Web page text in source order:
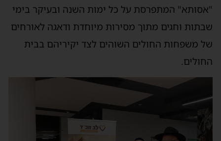
"אסותא" המתפרסת על כל ימות השנה ובעיקר בימי
שבתות וחגים מתוך מסירות מיוחדת ודאגה לאורחים
של משפחות החולים השוהים לצד יקיריהם בבית
החולים.